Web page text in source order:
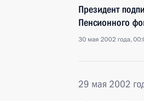
Президент
Пенсионного
30 мая 2002 года,
29 мая 2002